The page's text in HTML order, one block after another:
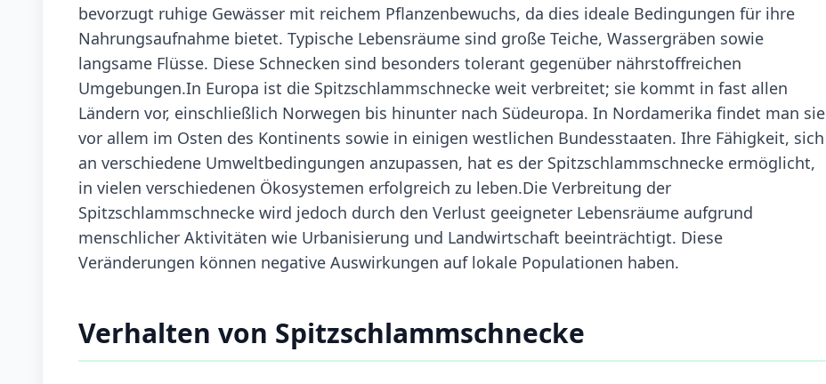
bevorzugt ruhige Gewässer mit reichem Pflanzenbewuchs, da dies ideale Bedingungen für ihre
Nahrungsaufnahme bietet. Typische Lebensräume sind große Teiche, Wassergräben sowie
langsame Flüsse. Diese Schnecken sind besonders tolerant gegenüber nährstoffreichen
Umgebungen.In Europa ist die Spitzschlammschnecke weit verbreitet; sie kommt in fast allen
Ländern vor, einschließlich Norwegen bis hinunter nach Südeuropa. In Nordamerika findet man sie
vor allem im Osten des Kontinents sowie in einigen westlichen Bundesstaaten. Ihre Fähigkeit, sich
an verschiedene Umweltbedingungen anzupassen, hat es der Spitzschlammschnecke ermöglicht,
in vielen verschiedenen Ökosystemen erfolgreich zu leben.Die Verbreitung der
Spitzschlammschnecke wird jedoch durch den Verlust geeigneter Lebensräume aufgrund
menschlicher Aktivitäten wie Urbanisierung und Landwirtschaft beeinträchtigt. Diese
Veränderungen können negative Auswirkungen auf lokale Populationen haben.
Verhalten von Spitzschlammschnecke